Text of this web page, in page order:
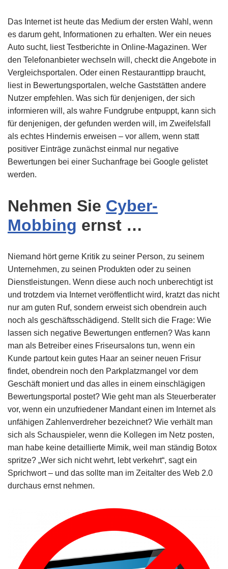
Das Internet ist heute das Medium der ersten Wahl, wenn
es darum geht, Informationen zu erhalten. Wer ein neues
Auto sucht, liest Testberichte in Online-Magazinen. Wer
den Telefonanbieter wechseln will, checkt die Angebote in
Vergleichsportalen. Oder einen Restauranttipp braucht,
liest in Bewertungsportalen, welche Gaststätten andere
Nutzer empfehlen. Was sich für denjenigen, der sich
informieren will, als wahre Fundgrube entpuppt, kann sich
für denjenigen, der gefunden werden will, im Zweifelsfall
als echtes Hindernis erweisen – vor allem, wenn statt
positiver Einträge zunächst einmal nur negative
Bewertungen bei einer Suchanfrage bei Google gelistet
werden.
Nehmen Sie Cyber-
Mobbing ernst …
Niemand hört gerne Kritik zu seiner Person, zu seinem
Unternehmen, zu seinen Produkten oder zu seinen
Dienstleistungen. Wenn diese auch noch unberechtigt ist
und trotzdem via Internet veröffentlicht wird, kratzt das nicht
nur am guten Ruf, sondern erweist sich obendrein auch
noch als geschäftsschädigend. Stellt sich die Frage: Wie
lassen sich negative Bewertungen entfernen? Was kann
man als Betreiber eines Friseursalons tun, wenn ein
Kunde partout kein gutes Haar an seiner neuen Frisur
findet, obendrein noch den Parkplatzmangel vor dem
Geschäft moniert und das alles in einem einschlägigen
Bewertungsportal postet? Wie geht man als Steuerberater
vor, wenn ein unzufriedener Mandant einen im Internet als
unfähigen Zahlenverdreher bezeichnet? Wie verhält man
sich als Schauspieler, wenn die Kollegen im Netz posten,
man habe keine detaillierte Mimik, weil man ständig Botox
spritze? „Wer sich nicht wehrt, lebt verkehrt“, sagt ein
Sprichwort – und das sollte man im Zeitalter des Web 2.0
durchaus ernst nehmen.